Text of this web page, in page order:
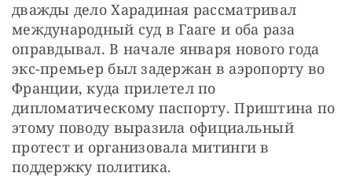
дважды дело Харадиная рассматривал
международный суд в Гааге и оба раза
оправдывал. В начале января нового года
экс-премьер был задержан в аэропорту во
Франции, куда прилетел по
дипломатическому паспорту. Приштина по
этому поводу выразила официальный
протест и организовала митинги в
поддержку политика.